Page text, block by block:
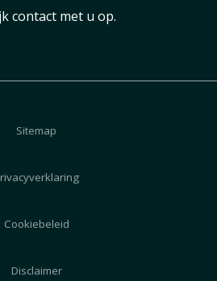
contact met u op.
Sitemap
Cookiebeleid
Disclaimer